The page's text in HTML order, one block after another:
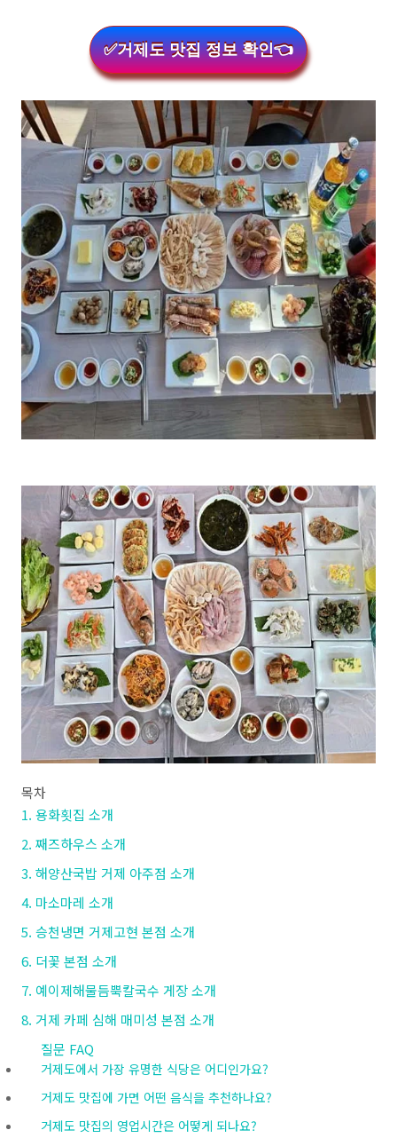
✅거제도 맛집 정보 확인👈
목차
1. 용화횟집 소개
2. 째즈하우스 소개
3. 해양산국밥 거제 아주점 소개
4. 마소마레 소개
5. 승천냉면 거제고현 본점 소개
6. 더꽃 본점 소개
7. 예이제해물듬뿍칼국수 게장 소개
8. 거제 카페 심해 매미성 본점 소개
질문 FAQ
거제도에서 가장 유명한 식당은 어디인가요?
거제도 맛집에 가면 어떤 음식을 추천하나요?
거제도 맛집의 영업시간은 어떻게 되나요?